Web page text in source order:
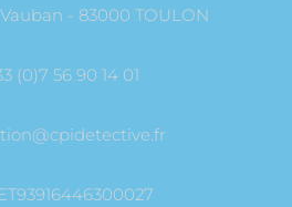
- 83000 TOULON
(0)7 56 90 14 01